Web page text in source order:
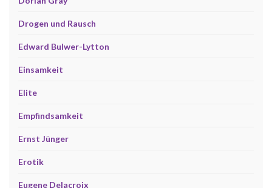
Drogen und Rausch
Edward Bulwer-Lytton
Einsamkeit
Elite
Empfindsamkeit
Ernst Jünger
Erotik
Eugene Delacroix